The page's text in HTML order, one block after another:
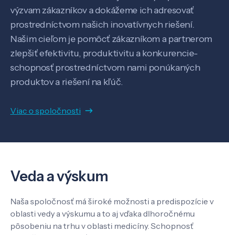
Pôsobenie
Know-how
O nás
výzvam zákazníkov a dokážeme ich adresovať
prostredníctvom našich inovatívnych riešení.
Našim cieľom je pomôcť zákazníkom a partnerom
zlepšiť efektivitu, produktivitu a konkurencie-
schopnosť prostredníctvom nami ponúkaných
produktov a riešení na kľúč.
Viac o spoločnosti
Veda a výskum
Naša spoločnosť má široké možnosti a predispozície v
oblasti vedy a výskumu a to aj vďaka dlhoročnému
pôsobeniu na trhu v oblasti medicíny. Schopnosť